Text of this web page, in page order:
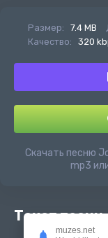
Размер: 7.4 MB
Качество:
320
Скачать песню
mp3
Текст песни
muzes.net